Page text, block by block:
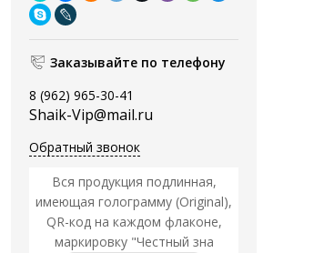
Заказывайте по телефону
8 (962) 965-30-41
Shaik-Vip@mail.ru
Обратный звонок
Вся продукция подлинная,
имеющая голограмму (Original),
QR-код на каждом флаконе,
маркировку "Честный зна